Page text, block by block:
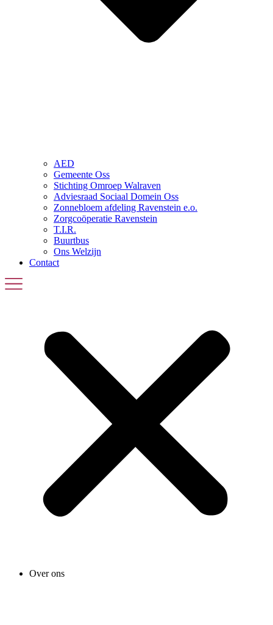
AED
Gemeente Oss
Stichting Omroep Walraven
Adviesraad Sociaal Domein Oss
Zonnebloem afdeling Ravenstein e.o.
Zorgcoöperatie Ravenstein
T.I.R.
Buurtbus
Ons Welzijn
Contact
Over ons